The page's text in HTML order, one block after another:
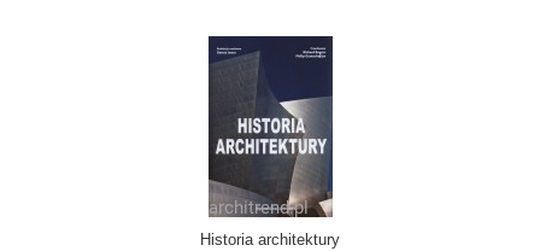
Historia architektury